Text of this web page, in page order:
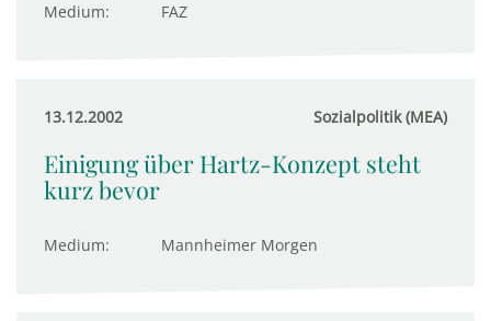
Medium: FAZ
13.12.2002 Sozialpolitik (MEA)
Einigung über Hartz-Konzept steht
kurz bevor
Medium: Mannheimer Morgen